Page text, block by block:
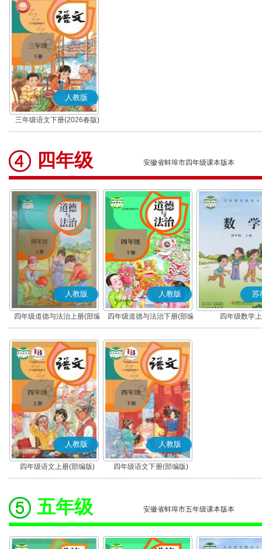
人教版
三年级语文下册(2026春版)
(部编版)
四年级 安徽省蚌埠市四年级课本版本
人教版
四年级道德与法治上册(部编
版)
人教版
四年级道德与法治下册(部编
版)
苏
四年级数学
人教版
四年级语文上册(部编版)
人教版
四年级语文下册(部编版)
五年级 安徽省蚌埠市五年级课本版本